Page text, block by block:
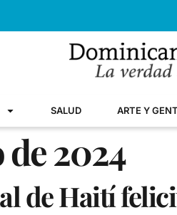
SALUD ARTE Y
de 2024
de Haití